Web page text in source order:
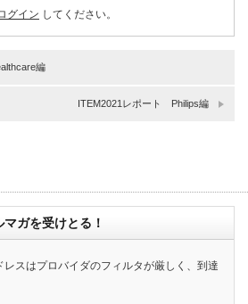
グイン してください。
編
ITEM2021レポート Philips編
ガを受けとる！
スはプロバイダのフィルタが厳しく、到達